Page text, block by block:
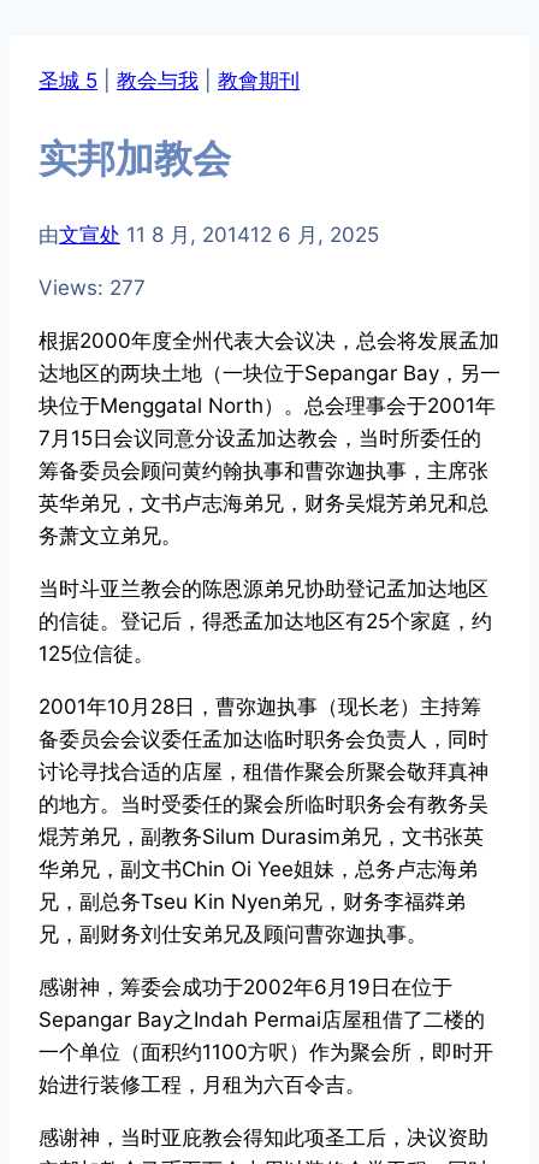
圣城 5 教会与我 教會期刊
实邦加教会
由文宣处 11 8 月, 201412 6 月, 2025
Views: 277
根据2000年度全州代表大会议决，总会将发展孟加
达地区的两块土地（一块位于Sepangar Bay，另一
块位于Menggatal North）。总会理事会于2001年
7月15日会议同意分设孟加达教会，当时所委任的
筹备委员会顾问黄约翰执事和曹弥迦执事，主席张
英华弟兄，文书卢志海弟兄，财务吴焜芳弟兄和总
务萧文立弟兄。
当时斗亚兰教会的陈恩源弟兄协助登记孟加达地区
的信徒。登记后，得悉孟加达地区有25个家庭，约
125位信徒。
2001年10月28日，曹弥迦执事（现长老）主持筹
备委员会会议委任孟加达临时职务会负责人，同时
讨论寻找合适的店屋，租借作聚会所聚会敬拜真神
的地方。当时受委任的聚会所临时职务会有教务吴
焜芳弟兄，副教务Silum Durasim弟兄，文书张英
华弟兄，副文书Chin Oi Yee姐妹，总务卢志海弟
兄，副总务Tseu Kin Nyen弟兄，财务李福粦弟
兄，副财务刘仕安弟兄及顾问曹弥迦执事。
感谢神，筹委会成功于2002年6月19日在位于
Sepangar Bay之Indah Permai店屋租借了二楼的
一个单位（面积约1100方呎）作为聚会所，即时开
始进行装修工程，月租为六百令吉。
感谢神，当时亚庇教会得知此项圣工后，决议资助